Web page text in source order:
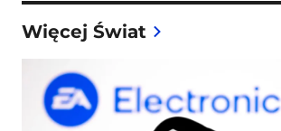
Więcej Świat